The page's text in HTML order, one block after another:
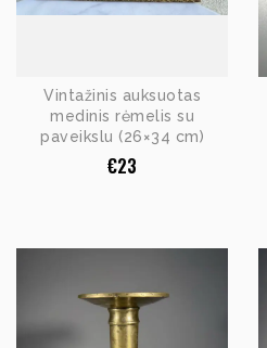
Vintažinis auksuotas
medinis rėmelis su
paveikslu (26×34 cm)
€23